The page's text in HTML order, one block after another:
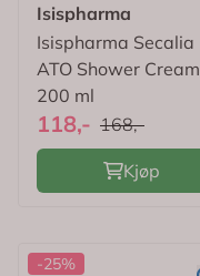
Isispharma
Isispharma Secalia
ATO Shower Cream
200 ml
118,- 168,-
Kjøp
-25%